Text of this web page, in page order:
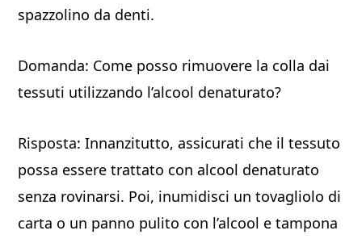
spazzolino da denti.
Domanda: Come posso rimuovere la colla dai
tessuti utilizzando l’alcool denaturato?
Risposta: Innanzitutto, assicurati che il tessuto
possa essere trattato con alcool denaturato
senza rovinarsi. Poi, inumidisci un tovagliolo di
carta o un panno pulito con l’alcool e tampona